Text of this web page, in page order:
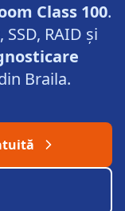
Class 100.
RAID și
Braila.